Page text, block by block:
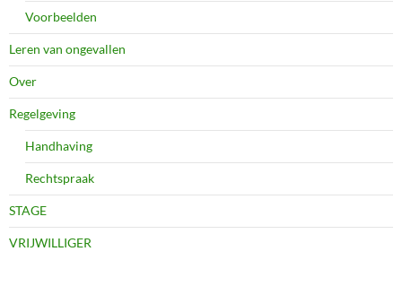
Voorbeelden
Leren van ongevallen
Over
Regelgeving
Handhaving
Rechtspraak
STAGE
VRIJWILLIGER